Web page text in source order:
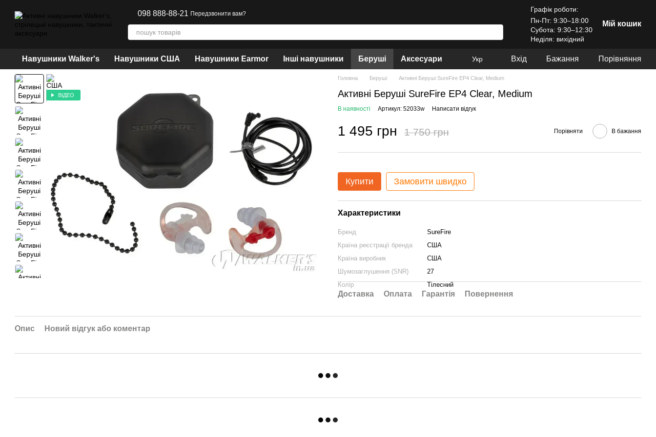
098 888-88-21 Передзвонити вам?
Графік роботи:
Пн-Пт: 9:30–18:00
Субота: 9:30–12:30
Неділя: вихідний
Мій кошик
Навушники Walker's Навушники США Навушники Earmor Інші навушники Беруші Аксесуари Укр Вхід Бажання Порівняння
ВІДЕО
Головна Беруші Активні Беруші SureFire EP4 Clear, Medium
Активні Беруші SureFire EP4 Clear, Medium
В наявності Артикул: 52033w Написати відгук
1 495 грн 1 750 грн Порівняти В бажання
Купити Замовити швидко
Характеристики
Бренд
SureFire
Країна реєстрації бренда
США
Країна виробник
США
Шумозаглушення (SNR)
27
Колір
Тілесний
Доставка Оплата Гарантія Повернення
Опис Новий відгук або коментар